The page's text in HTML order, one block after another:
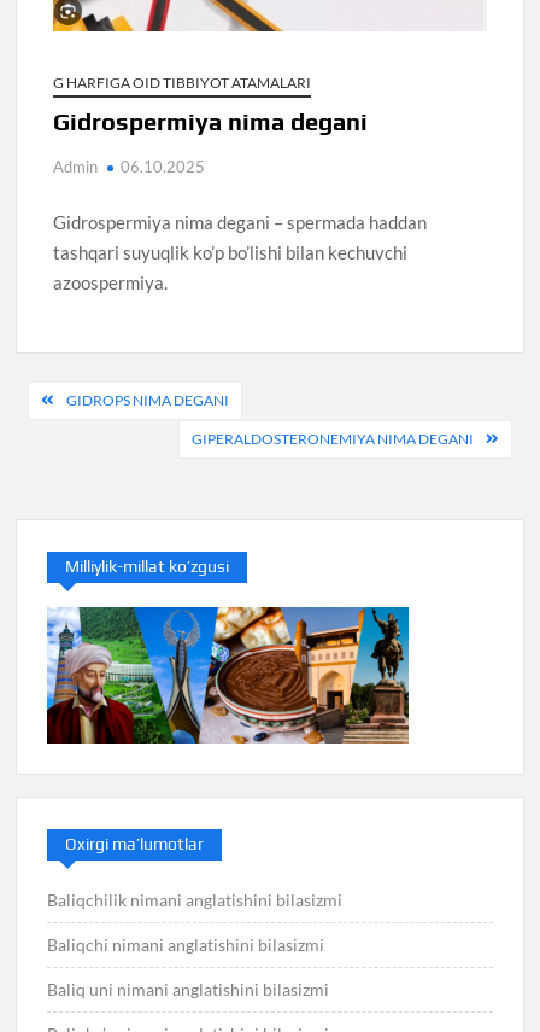
G HARFIGA OID TIBBIYOT ATAMALARI
Gidrospermiya nima degani
Admin 06.10.2025
Gidrospermiya nima degani – spermada haddan
tashqari suyuqlik ko’p bo’lishi bilan kechuvchi
azoospermiya.
PostGIDROPS NIMA DEGANI
GIPERALDOSTERONEMIYA NIMA DEGANI
Milliylik-millat ko’zgusi
Oxirgi ma’lumotlar
Baliqchilik nimani anglatishini bilasizmi
Baliqchi nimani anglatishini bilasizmi
Baliq uni nimani anglatishini bilasizmi